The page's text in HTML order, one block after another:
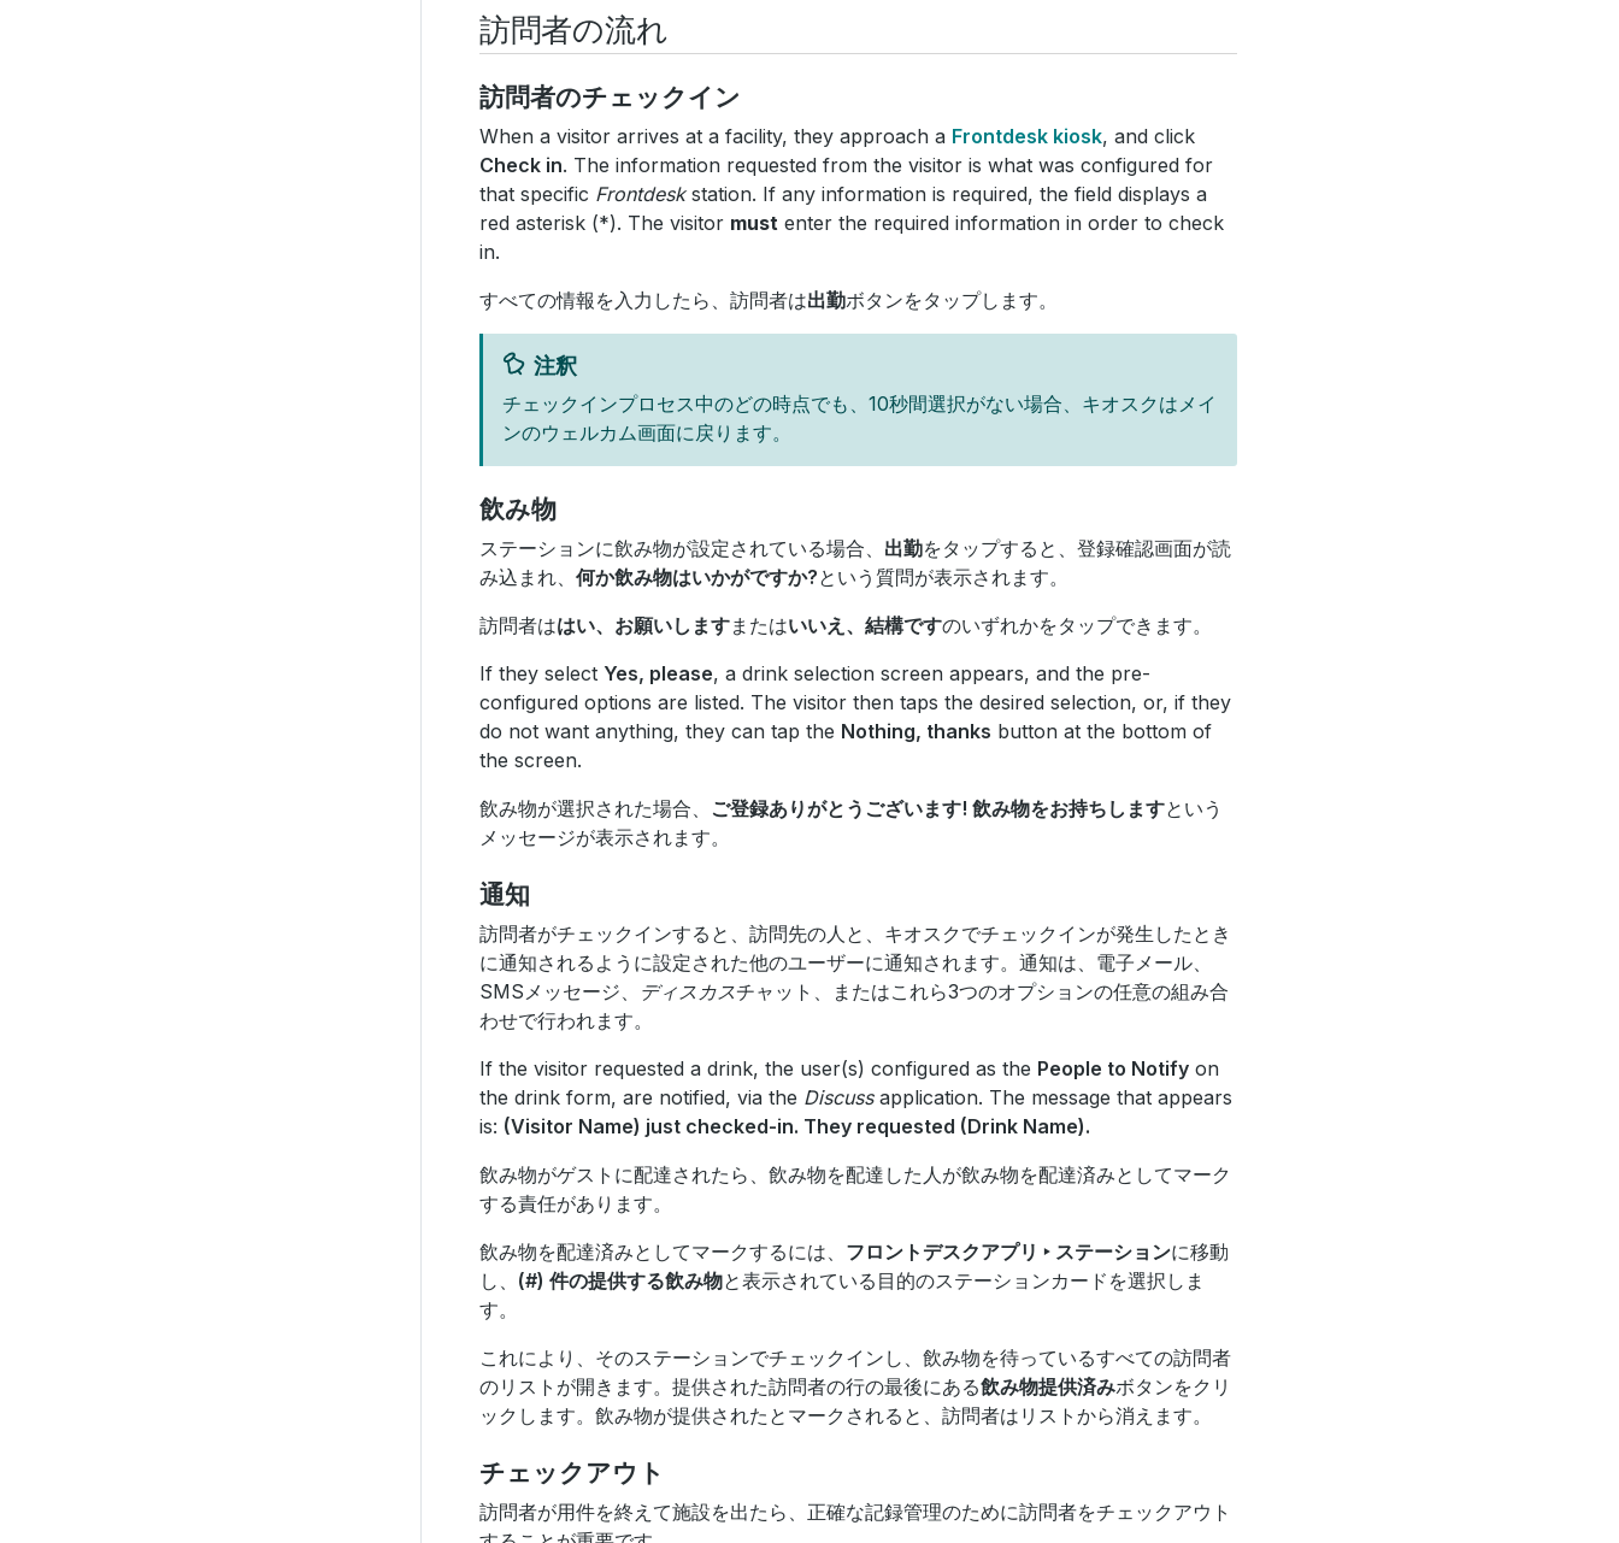
訪問者の流れ
訪問者のチェックイン
When a visitor arrives at a facility, they approach a Frontdesk kiosk, and click
Check in. The information requested from the visitor is what was configured for
that specific Frontdeskstation. If any information is required, the field displays a
red asterisk (*). The visitor must enter the required information in order to check
in.
すべての情報を入力したら、訪問者は出勤ボタンをタップします。
注釈
チェックインプロセス中のどの時点でも、10秒間選択がない場合、キオスクはメイ
ンのウェルカム画面に戻ります。
飲み物
ステーションに飲み物が設定されている場合、 出勤をタップすると、登録確認画面が読
み込まれ、 何か飲み物はいかがですか?という質問が表示されます。
訪問者ははい、お願いしますまたはいいえ、結構ですのいずれかをタップできます。
If they select Yes, please, a drink selection screen appears, and the pre-
configured options are listed. The visitor then taps the desired selection, or, if they
do not want anything, they can tap the Nothing, thanks button at the bottom of
the screen.
飲み物が選択された場合、 ご登録ありがとうございます! 飲み物をお持ちしますという
メッセージが表示されます。
通知
訪問者がチェックインすると、訪問先の人と、キオスクでチェックインが発生したとき
に通知されるように設定された他のユーザーに通知されます。通知は、電子メール、
SMSメッセージ、 ディスカスチャット、またはこれら3つのオプションの任意の組み合
わせで行われます。
If the visitor requested a drink, the user(s) configured as the People to Notify on
the drink form, are notified, via the Discussapplication. The message that appears
is: (Visitor Name) just checked-in. They requested (Drink Name).
飲み物がゲストに配達されたら、飲み物を配達した人が飲み物を配達済みとしてマーク
する責任があります。
飲み物を配達済みとしてマークするには、 フロントデスクアプリ ‣ ステーションに移動
し、 (#) 件の提供する飲み物と表示されている目的のステーションカードを選択しま
す。
これにより、そのステーションでチェックインし、飲み物を待っているすべての訪問者
のリストが開きます。提供された訪問者の行の最後にある飲み物提供済みボタンをクリ
ックします。飲み物が提供されたとマークされると、訪問者はリストから消えます。
チェックアウト
訪問者が用件を終えて施設を出たら、正確な記録管理のために訪問者をチェックアウト